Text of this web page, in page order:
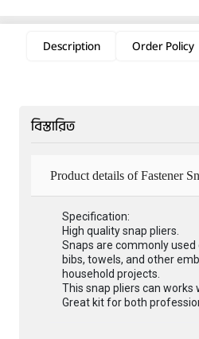
Description Order Policy
বিস্তারিত
Product details of Fastener
Specification:
High quality snap pliers.
Snaps are commonly
bibs, towels, and other
household projects.
This snap pliers can works
Great kit for both